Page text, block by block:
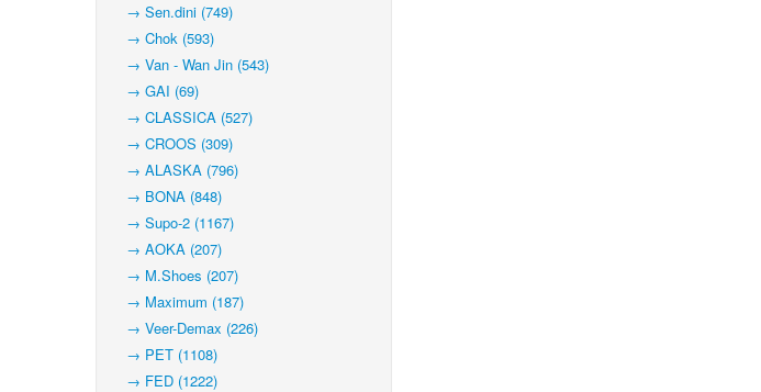
→ Sen.dini (749)
→ Chok (593)
→ Van - Wan Jin (543)
→ GAI (69)
→ CLASSICA (527)
→ CROOS (309)
→ ALASKA (796)
→ BONA (848)
→ Supo-2 (1167)
→ AOKA (207)
→ M.Shoes (207)
→ Maximum (187)
→ Veer-Demax (226)
→ PET (1108)
→ FED (1222)